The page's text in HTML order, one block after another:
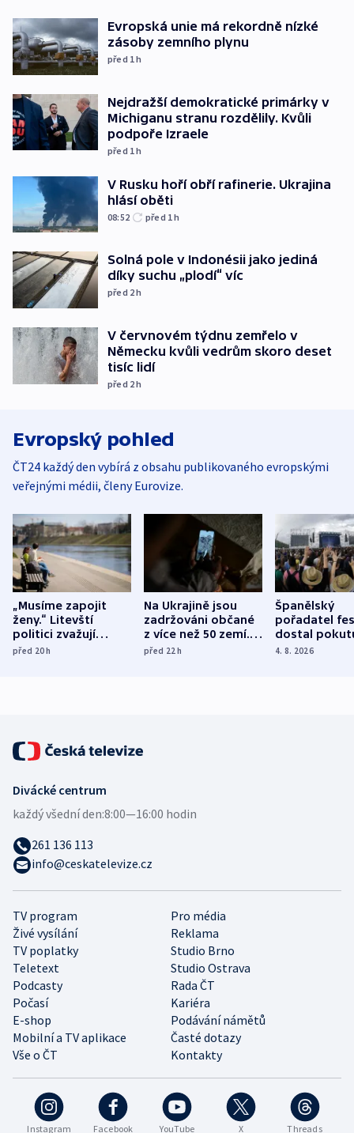
Evropská unie má rekordně nízké
zásoby zemního plynu
před 1h
Nejdražší demokratické primárky v
Michiganu stranu rozdělily. Kvůli
podpoře Izraele
před 1h
V Rusku hoří obří rafinerie. Ukrajina
hlásí oběti
08:52 před 1h
Solná pole v Indonésii jako jediná
díky suchu „plodí“ víc
před 2h
V červnovém týdnu zemřelo v
Německu kvůli vedrům skoro deset
tisíc lidí
před 2h
Evropský pohled
ČT24 každý den vybírá z obsahu publikovaného evropskými
veřejnými médii, členy Eurovize.
„Musíme zapojit
ženy.“ Litevští
politici zvažují
dohodu o
před 20h
Na Ukrajině jsou
zadržováni občané
z více než 50 zemí.
Bojovali na straně
před 22h
Španělský
pořadatel
dostal
nekalé
4. 8. 2026
Instagram Facebook YouTube X Threads
TV program
Pro média
Živé vysílání
Reklama
TV poplatky
Studio Brno
Teletext
Studio Ostrava
Podcasty
Rada ČT
Počasí
Kariéra
E-shop
Podávání námětů
Mobilní a TV aplikace
Časté dotazy
Vše o ČT
Kontakty
Divácké centrum
každý všední den:8:00—16:00 hodin
261 136 113
info@ceskatelevize.cz